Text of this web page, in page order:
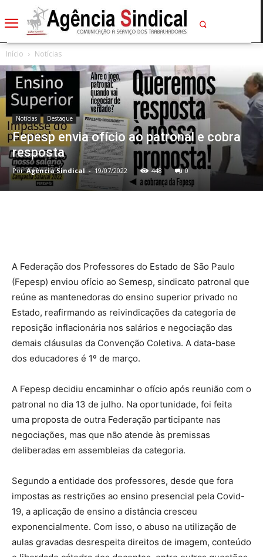
Início Notícias
Notícias Destaque
Fepesp envia ofício ao patronal e cobra
resposta
Por Agência Sindical - 19/07/2022 448 0
A Federação dos Professores do Estado de São Paulo
(Fepesp) enviou ofício ao Semesp, sindicato patronal que
reúne as mantenedoras do ensino superior privado no
Estado, reafirmando as reivindicações da categoria de
reposição inflacionária nos salários e negociação das
demais cláusulas da Convenção Coletiva. A data-base
dos educadores é 1º de março.
A Fepesp decidiu encaminhar o ofício após reunião com o
patronal no dia 13 de julho. Na oportunidade, foi feita
uma proposta de outra Federação participante nas
negociações, mas que não atende às premissas
deliberadas em assembleias da categoria.
Segundo a entidade dos professores, desde que fora
impostas as restrições ao ensino presencial pela Covid-
19, a aplicação de ensino a distância cresceu
exponencialmente. Com isso, o abuso na utilização de
aulas gravadas desrespeita direitos de imagem, conteúdo